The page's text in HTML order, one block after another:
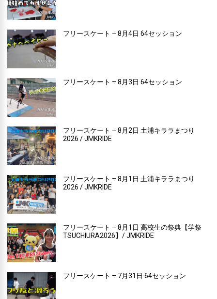
フリースケート – 8月4日 64セッション
フリースケート – 8月3日 64セッション
フリースケート – 8月2日 土浦キララまつり
2026 / JMKRIDE
フリースケート – 8月1日 土浦キララまつり
2026 / JMKRIDE
フリースケート – 8月1日 高校生の祭典【学祭
TSUCHIURA2026】/ JMKRIDE
フリースケート – 7月31日 64セッション